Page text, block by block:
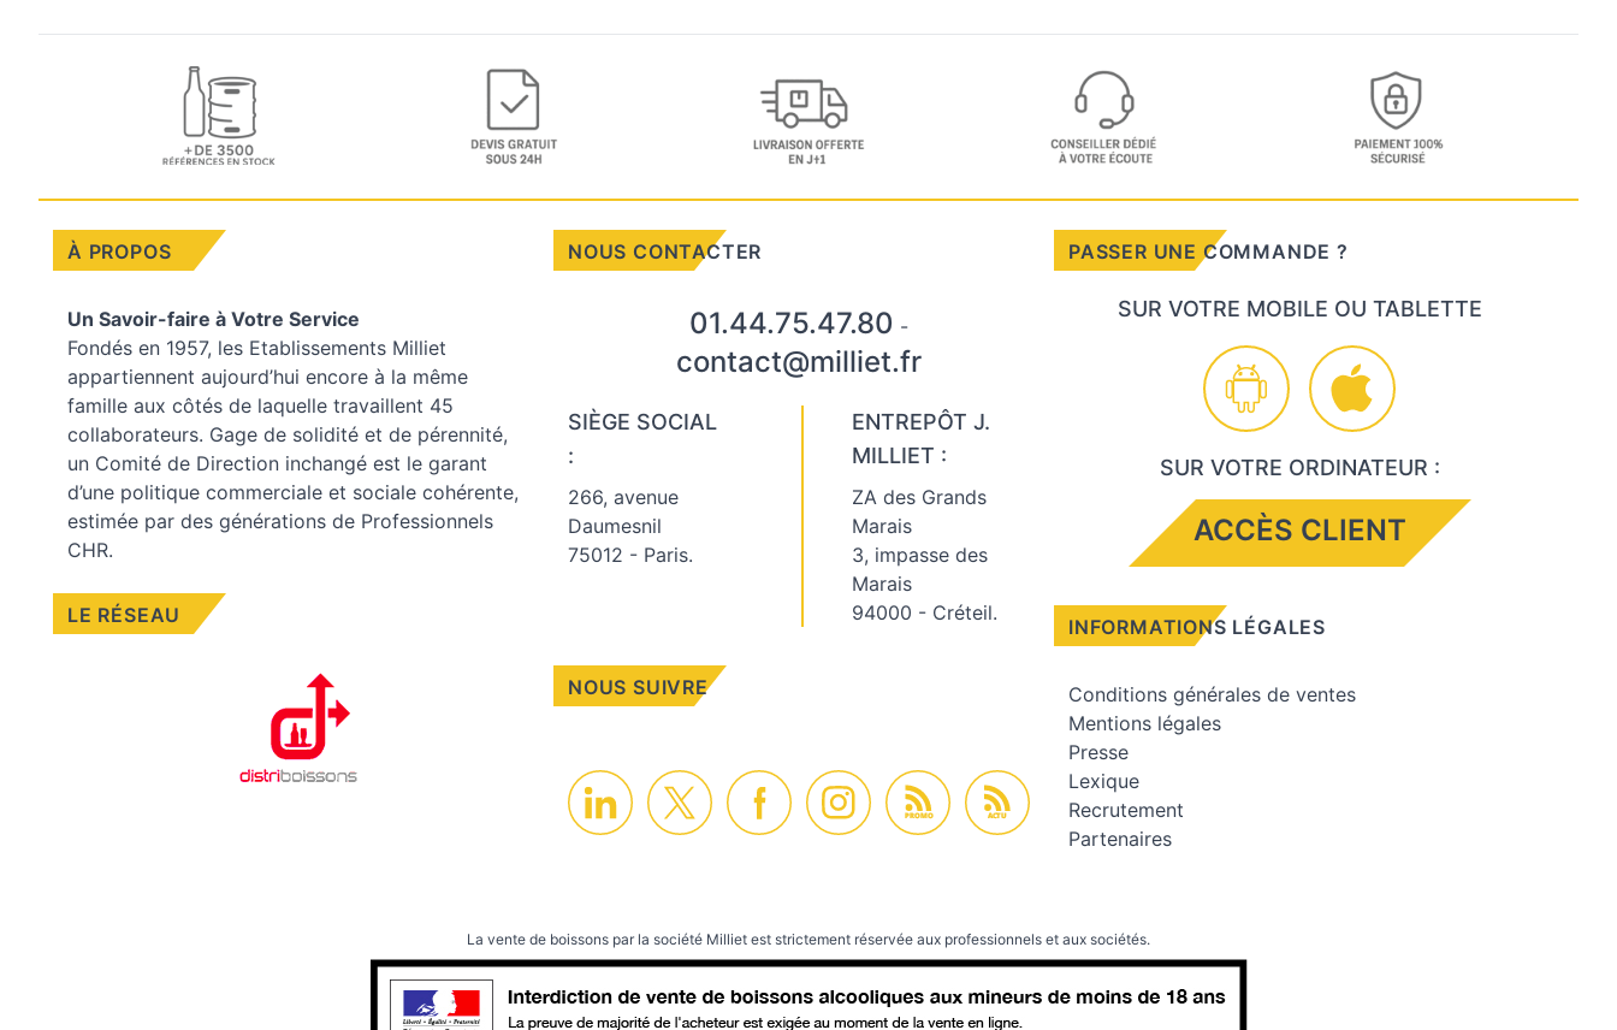
À PROPOS
Un Savoir-faire à Votre Service
Fondés en 1957, les Etablissements Milliet
appartiennent aujourd’hui encore à la même
famille aux côtés de laquelle travaillent 45
collaborateurs. Gage de solidité et de pérennité,
un Comité de Direction inchangé est le garant
d’une politique commerciale et sociale cohérente,
estimée par des générations de Professionnels
CHR.
LE RÉSEAU
NOUS CONTACTER
01.44.75.47.80 -
contact@milliet.fr
SIÈGE SOCIAL
:
266, avenue
Daumesnil
75012 - Paris.
ENTREPÔT J.
MILLIET :
ZA des Grands
Marais
3, impasse des
Marais
94000 - Créteil.
NOUS SUIVRE
PROMO ACTU
PASSER UNE COMMANDE ?
SUR VOTRE MOBILE OU TABLETTE
SUR VOTRE ORDINATEUR :
ACCÈS CLIENT
INFORMATIONS LÉGALES
Conditions générales de ventes
Mentions légales
Presse
Lexique
Recrutement
Partenaires
La vente de boissons par la société Milliet est strictement réservée aux professionnels et aux sociétés.